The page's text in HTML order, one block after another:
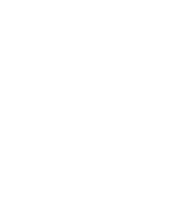
progetto al nostro servizio di